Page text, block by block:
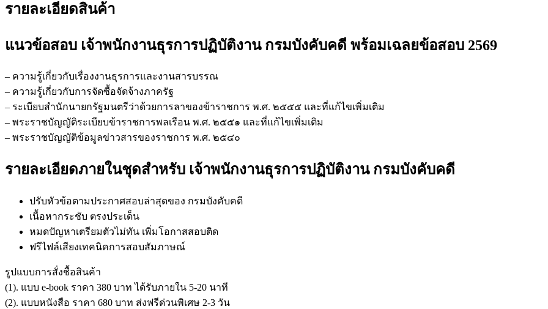
รายละเอียดสินค้า
แนวข้อสอบ เจ้าพนักงานธุรการปฏิบัติงาน กรมบังคับคดี พร้อมเฉลยข้อสอบ 2569
– ความรู้เกี่ยวกับเรื่องงานธุรการและงานสารบรรณ
– ความรู้เกี่ยวกับการจัดซื้อจัดจ้างภาครัฐ
– ระเบียบสำนักนายกรัฐมนตรีว่าด้วยการลาของข้าราชการ พ.ศ. ๒๕๕๕ และที่แก้ไขเพิ่มเติม
– พระราชบัญญัติระเบียบข้าราชการพลเรือน พ.ศ. ๒๕๕๑ และที่แก้ไขเพิ่มเติม
– พระราชบัญญัติข้อมูลข่าวสารของราชการ พ.ศ. ๒๕๔๐
รายละเอียดภายในชุดสำหรับ เจ้าพนักงานธุรการปฏิบัติงาน กรมบังคับคดี
ปรับหัวข้อตามประกาศสอบล่าสุดของ กรมบังคับคดี
เนื้อหากระชับ ตรงประเด็น
หมดปัญหาเตรียมตัวไม่ทัน เพิ่มโอกาสสอบติด
ฟรีไฟล์เสียงเทคนิคการสอบสัมภาษณ์
รูปแบบการสั่งชื้อสินค้า
(1). แบบ e-book ราคา 380 บาท ได้รับภายใน 5-20 นาที
(2). แบบหนังสือ ราคา 680 บาท ส่งฟรีด่วนพิเศษ 2-3 วัน